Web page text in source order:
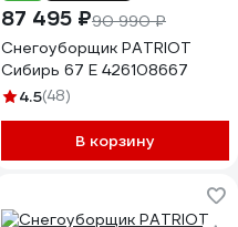
87 495 ₽90 990 ₽
Снегоуборщик PATRIOT
Сибирь 67 E 426108667
4.5(48)
В корзину